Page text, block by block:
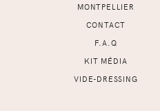
MONTPELLIER
CONTACT
F.A.Q
KIT MÉDIA
VIDE-DRESSING